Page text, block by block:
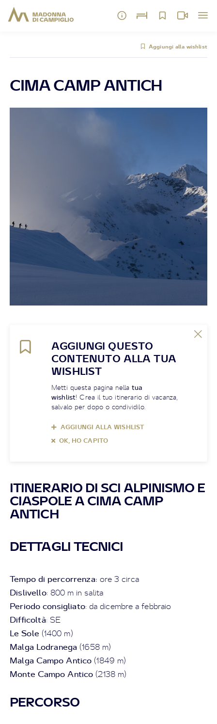
Aggiungi alla wishlist
CIMA CAMP ANTICH
AGGIUNGI QUESTO
CONTENUTO ALLA TUA
WISHLIST
Metti questa pagina nellatua
wishlist! Crea il tuo itinerario di vacanza,
salvalo per dopo o condividilo.
AGGIUNGI ALLA WISHLIST
OK, HO CAPITO
ITINERARIO DI SCI ALPINISMO E
CIASPOLE A CIMA CAMP
ANTICH
DETTAGLI TECNICI
Tempo di percorrenza: ore 3 circa
Dislivello: 800 m in salita
Periodo consigliato: da dicembre a febbraio
Difficoltà: SE
Le Sole (1400 m)
Malga Lodranega (1658 m)
Malga Campo Antico (1849 m)
Monte Campo Antico (2138 m)
PERCORSO